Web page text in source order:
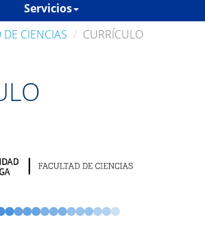
Servicios
DE CIENCIAS CURRÍCULO